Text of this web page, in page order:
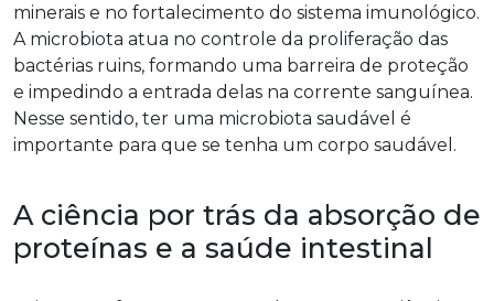
minerais e no fortalecimento do sistema imunológico.
A microbiota atua no controle da proliferação das
bactérias ruins, formando uma barreira de proteção
e impedindo a entrada delas na corrente sanguínea.
Nesse sentido, ter uma microbiota saudável é
importante para que se tenha um corpo saudável.
A ciência por trás da absorção de
proteínas e a saúde intestinal